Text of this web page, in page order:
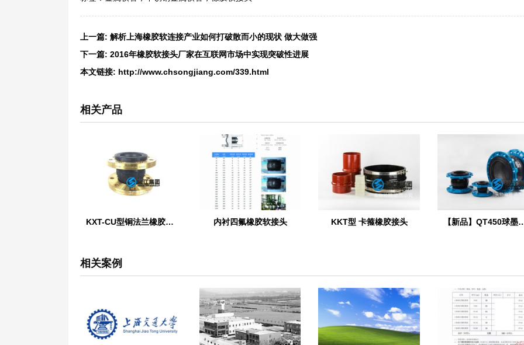
上一篇: 解析上海橡胶软连接产业如何打破散而小的现状 做大做强
下一篇: 2016年橡胶软接头厂家在互联网市场中实现突破性进展
本文链接: http://www.chsongjiang.com/339.html
相关产品
KXT-CU型铜法兰橡胶接头 内衬四氟橡胶软接头 KKT型 卡箍橡胶接头 【新品】QT450球墨
相关案例